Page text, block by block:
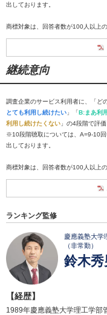
出しております。
商標対象は、回答者数が100人以上の
継続意向
調査企業のサービス利用者に、「ど
とても利用し続けたい 」「B:まあ利
利用し続けたくない 」の4段階で評
※10段階聴取については、A=9-10
出しております。
商標対象は、回答者数が100人以上の
ランキング監修
慶應義塾大学
（非常勤）
鈴木秀
【経歴】
1989年慶應義塾大学理工学部